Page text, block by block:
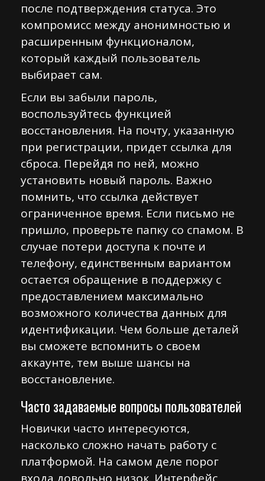
после подтверждения статуса. Это
компромисс между анонимностью и
расширенным функционалом,
который каждый пользователь
выбирает сам.
Если вы забыли пароль,
воспользуйтесь функцией
восстановления. На почту, указанную
при регистрации, придет ссылка для
сброса. Перейдя по ней, можно
установить новый пароль. Важно
помнить, что ссылка действует
ограниченное время. Если письмо не
пришло, проверьте папку со спамом. В
случае потери доступа к почте и
телефону, единственным вариантом
остается обращение в поддержку с
предоставлением максимально
возможного количества данных для
идентификации. Чем больше деталей
вы сможете вспомнить о своем
аккаунте, тем выше шансы на
восстановление.
Часто задаваемые вопросы пользователей
Новички часто интересуются,
насколько сложно начать работу с
платформой. На самом деле порог